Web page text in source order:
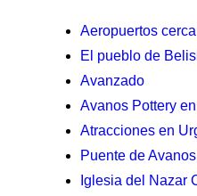
Aeropuertos
El pueblo de
Avanzado
Avanos Pottery
Atracciones en
Puente de
Iglesia del Nazar